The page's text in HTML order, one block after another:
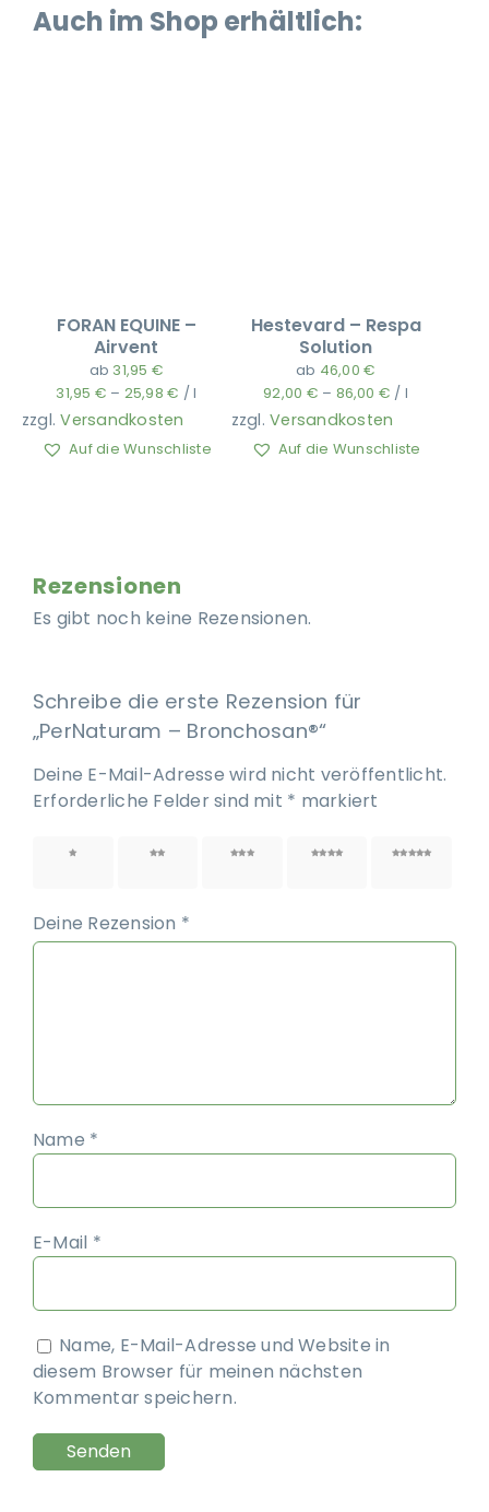
Auch im Shop erhältlich:
FORAN EQUINE –
Airvent
ab 31,95 €
31,95 € – 25,98€ /l
zzgl.Versandkosten
Auf die Wunschliste
Hestevard – Respa
Solution
ab 46,00€
92,00 € – 86,00 € / l
zzgl.Versandkosten
Auf die Wunschliste
Rezensionen
Es gibt noch keine Rezensionen.
Schreibe die erste Rezension für
„PerNaturam – Bronchosan®“
Deine E-Mail-Adresse wird nicht veröffentlicht.
Erforderliche Felder sind mit * markiert
1 von 2 von 3 von 4 von 5 von
Deine Rezension *
Name *
E-Mail *
Name, E-Mail-Adresse und Website in
diesem Browser für meinen nächsten
Kommentar speichern.